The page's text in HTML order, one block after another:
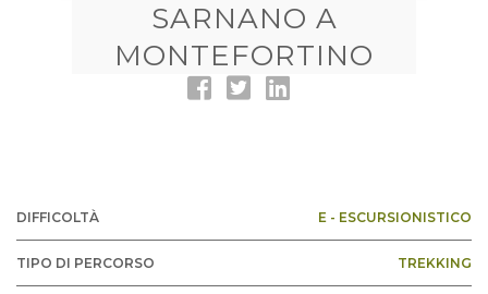
SARNANO A
MONTEFORTINO
DIFFICOLTÀ E - ESCURSIONISTICO
TIPO DI PERCORSO TREKKING